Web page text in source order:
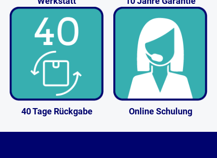
40 Tage Rückgabe Online Schulung